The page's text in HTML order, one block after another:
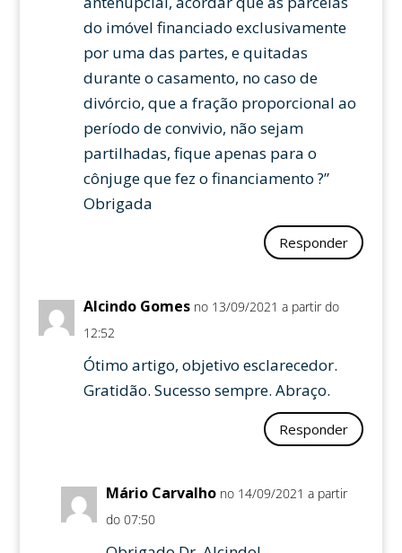
do imóvel financiado exclusivamente
por uma das partes, e quitadas
durante o casamento, no caso de
divórcio, que a fração proporcional ao
período de convivio, não sejam
partilhadas, fique apenas para o
cônjuge que fez o financiamento ?”
Obrigada
Responder
Alcindo Gomes no 13/09/2021 a partir do
12:52
Ótimo artigo, objetivo esclarecedor.
Gratidão. Sucesso sempre. Abraço.
Responder
Mário Carvalho no 14/09/2021 a partir
do 07:50